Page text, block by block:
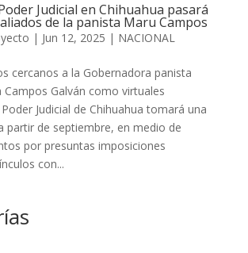
Judicial en Chihuahua pasará
de la panista Maru Campos
| Jun 12, 2025 | NACIONAL
cercanos a la Gobernadora panista
Campos Galván como virtuales
Judicial de Chihuahua tomará una
partir de septiembre, en medio de
por presuntas imposiciones
con...